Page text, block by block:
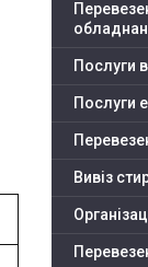
Послуги
Послуги
Вивіз